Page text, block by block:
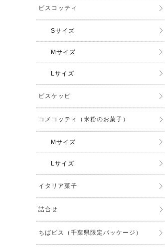
ビスコッティ
Sサイズ
Mサイズ
Lサイズ
ビスケッピ
コメコッティ（米粉のお菓子）
Mサイズ
Lサイズ
イタリア菓子
詰合せ
ちばビス（千葉県限定パッケージ）